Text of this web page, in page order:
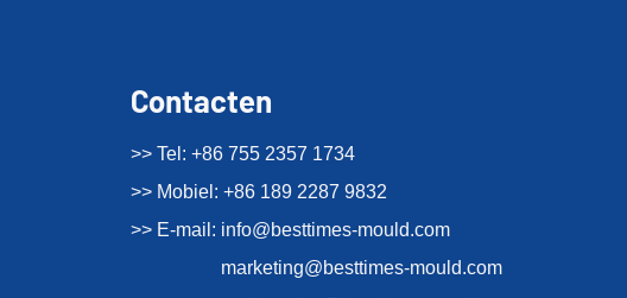
Contacten
>> Tel: +86 755 2357 1734
>> Mobiel: +86 189 2287 9832
>> E-mail: info@besttimes-mould.com
marketing@besttimes-mould.com